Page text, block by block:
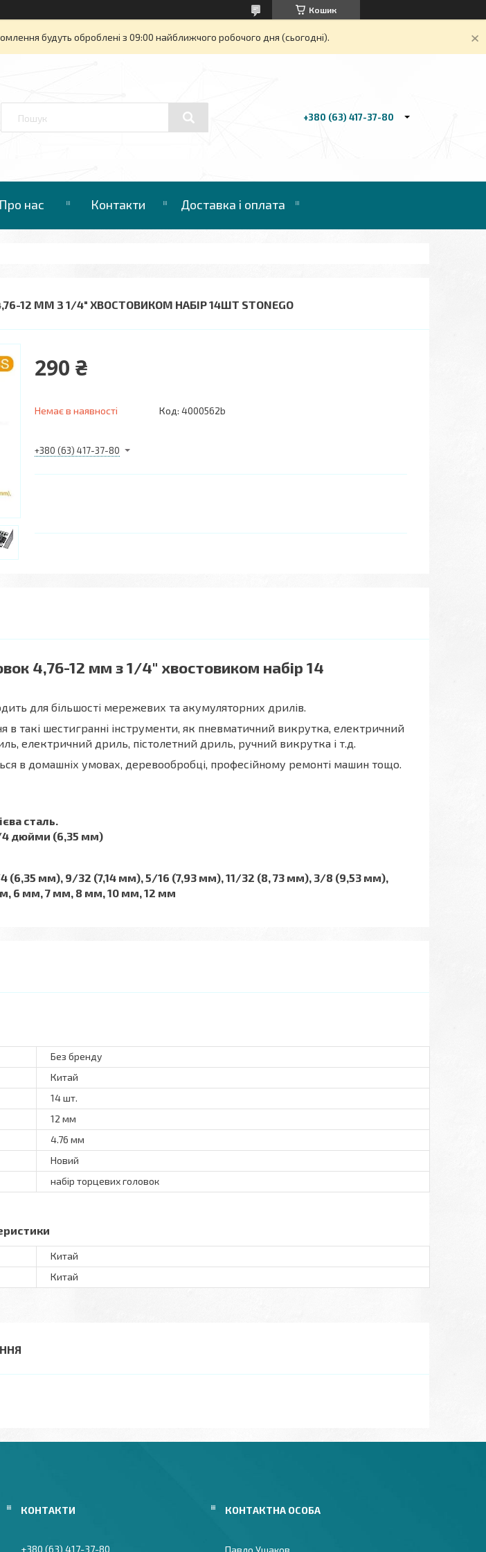
Кошик
будуть оброблені з 09:00 найближчого робочого дня (сьогодні).
+380 (63) 417-37-80
Про нас Контакти Доставка і оплата
12 ММ З 1/4" ХВОСТОВИКОМ НАБІР 14ШТ STONEGO
290 ₴
Немає в наявності Код: 4000562b
+380 (63) 417-37-80
4,76-12 мм з 1/4" хвостовиком набір 14
для більшості мережевих та акумуляторних дрилів.
в такі шестигранні інструменти, як пневматичний викрутка, електричний
електричний дриль, пістолетний дриль, ручний викрутка і т.д.
в домашніх умовах, деревообробці, професійному ремонті машин тощо.
сталь.
4 дюйми (6,35 мм)
(6,35 мм), 9/32 (7,14 мм), 5/16 (7,93 мм), 11/32 (8, 73 мм), 3/8 (9,53 мм),
6 мм, 7 мм, 8 мм, 10 мм, 12 мм
Без бренду
Китай
14 шт.
12 мм
4.76 мм
Новий
набір торцевих головок
Китай
Китай
+380 (63) 417-37-80 Павло Ушаков